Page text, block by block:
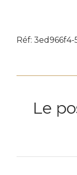
Réf: 3ed966f4-
Le